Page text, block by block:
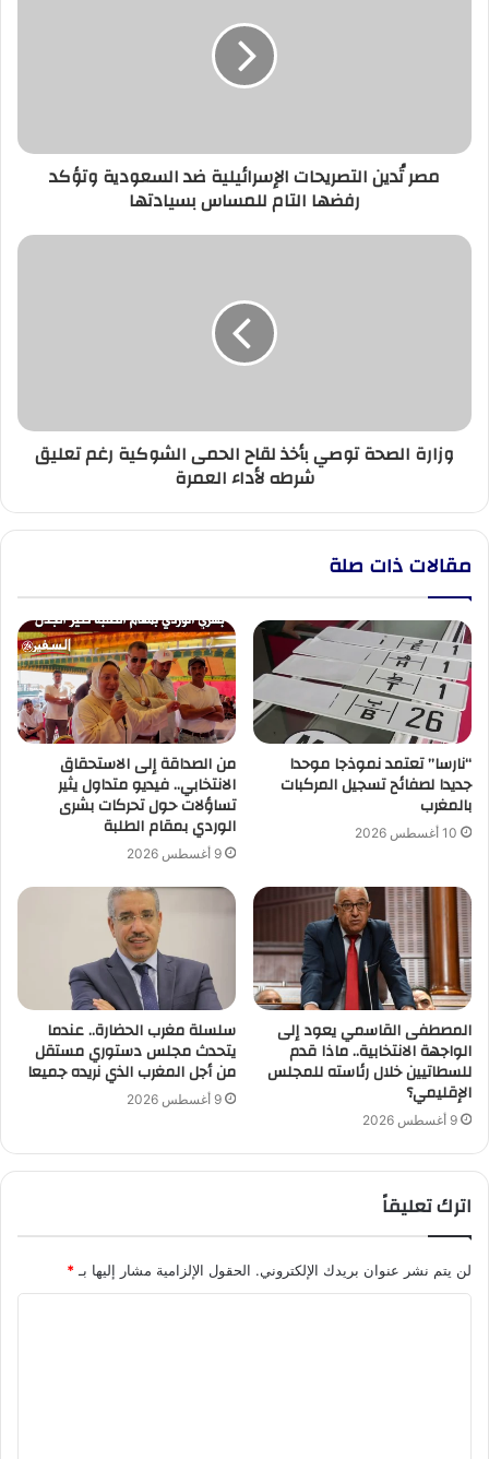
التام
للمساسمصر تُدين التصريحات الإسرائيلية ضد السعودية وتؤكد
رفضها التام للمساس بسيادتها
وزارة
تعليق
شرطه
وزارة الصحة توصي بأخذ لقاح الحمى الشوكية رغم تعليق
شرطه لأداء العمرة
مقالات ذات صلة
“نارسا” تعتمد نموذجا موحدا
جديدا لصفائح تسجيل المركبات
بالمغرب
10 أغسطس 2026
من الصداقة إلى الاستحقاق
الانتخابي.. فيديو متداول يثير
تساؤلات حول تحركات بشرى
الوردي بمقام الطلبة
9 أغسطس 2026
المصطفى القاسمي يعود إلى
الواجهة الانتخابية.. ماذا قدم
للسطاتيين خلال رئاسته للمجلس
الإقليمي؟
9 أغسطس 2026
سلسلة مغرب الحضارة.. عندما
يتحدث مجلس دستوري مستقل
من أجل المغرب الذي نريده جميعا
9 أغسطس 2026
اترك تعليقاً
لن يتم نشر عنوان بريدك الإلكتروني. الحقول الإلزامية مشار إليها بـ *